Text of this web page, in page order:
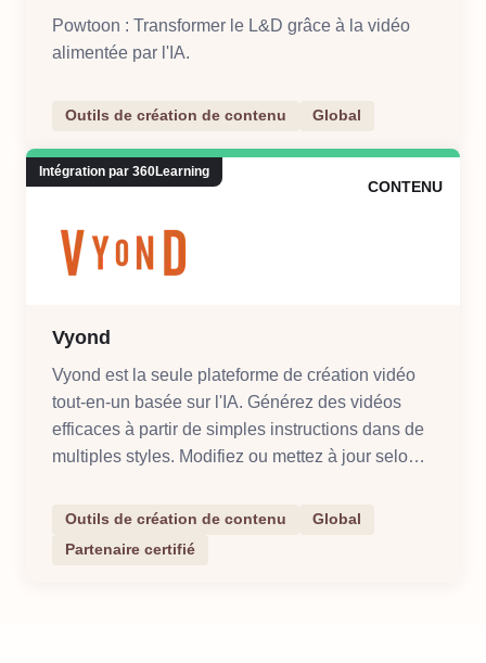
Powtoon : Transformer le L&D grâce à la vidéo
alimentée par l'IA.
Outils de création de contenu Global
Intégration par 360Learning
CONTENU
Vyond
Vyond est la seule plateforme de création vidéo
tout-en-un basée sur l'IA. Générez des vidéos
efficaces à partir de simples instructions dans de
multiples styles. Modifiez ou mettez à jour selon
Outils de création de contenu
Global
Partenaire certifié